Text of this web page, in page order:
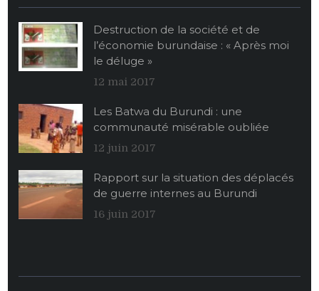
Destruction de la société et de
l’économie burundaise : « Après moi
le déluge »
12 mai 2017
Les Batwa du Burundi : une
communauté misérable oubliée
12 juin 2017
Rapport sur la situation des déplacés
de guerre internes au Burundi
16 juin 2017